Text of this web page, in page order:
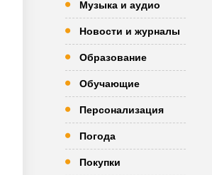
Музыка и аудио
Новости и журналы
Образование
Обучающие
Персонализация
Погода
Покупки